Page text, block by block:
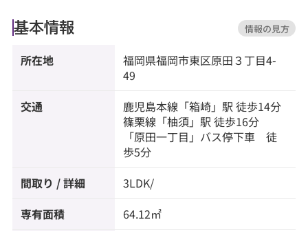
基本情報 情報の見方
所在地 福岡県福岡市東区原田３丁目4-
49
交通 鹿児島本線 「箱崎」駅 徒歩14分
篠栗線 「柚須」駅 徒歩16分
「原田一丁目」バス停下車 徒
歩5分
間取り / 詳細 3LDK/
専有面積 64.12㎡